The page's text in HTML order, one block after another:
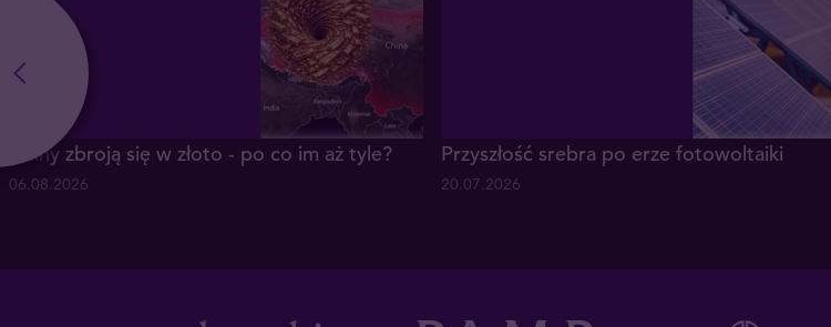
Chiny zbroją się w złoto - po co im aż tyle?
06.08.2026
Przyszłość srebra po erze fotowoltaiki
20.07.2026